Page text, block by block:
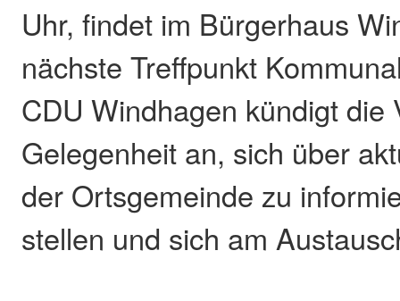
Uhr, findet im Bürgerhaus
nächste Treffpunkt
CDU Windhagen kündigt die
Gelegenheit an, sich über
der Ortsgemeinde zu
stellen und sich am